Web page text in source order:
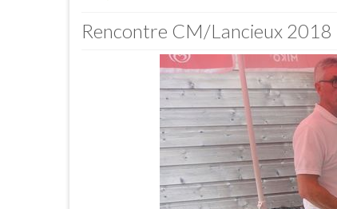
Rencontre CM/Lancieux 2018